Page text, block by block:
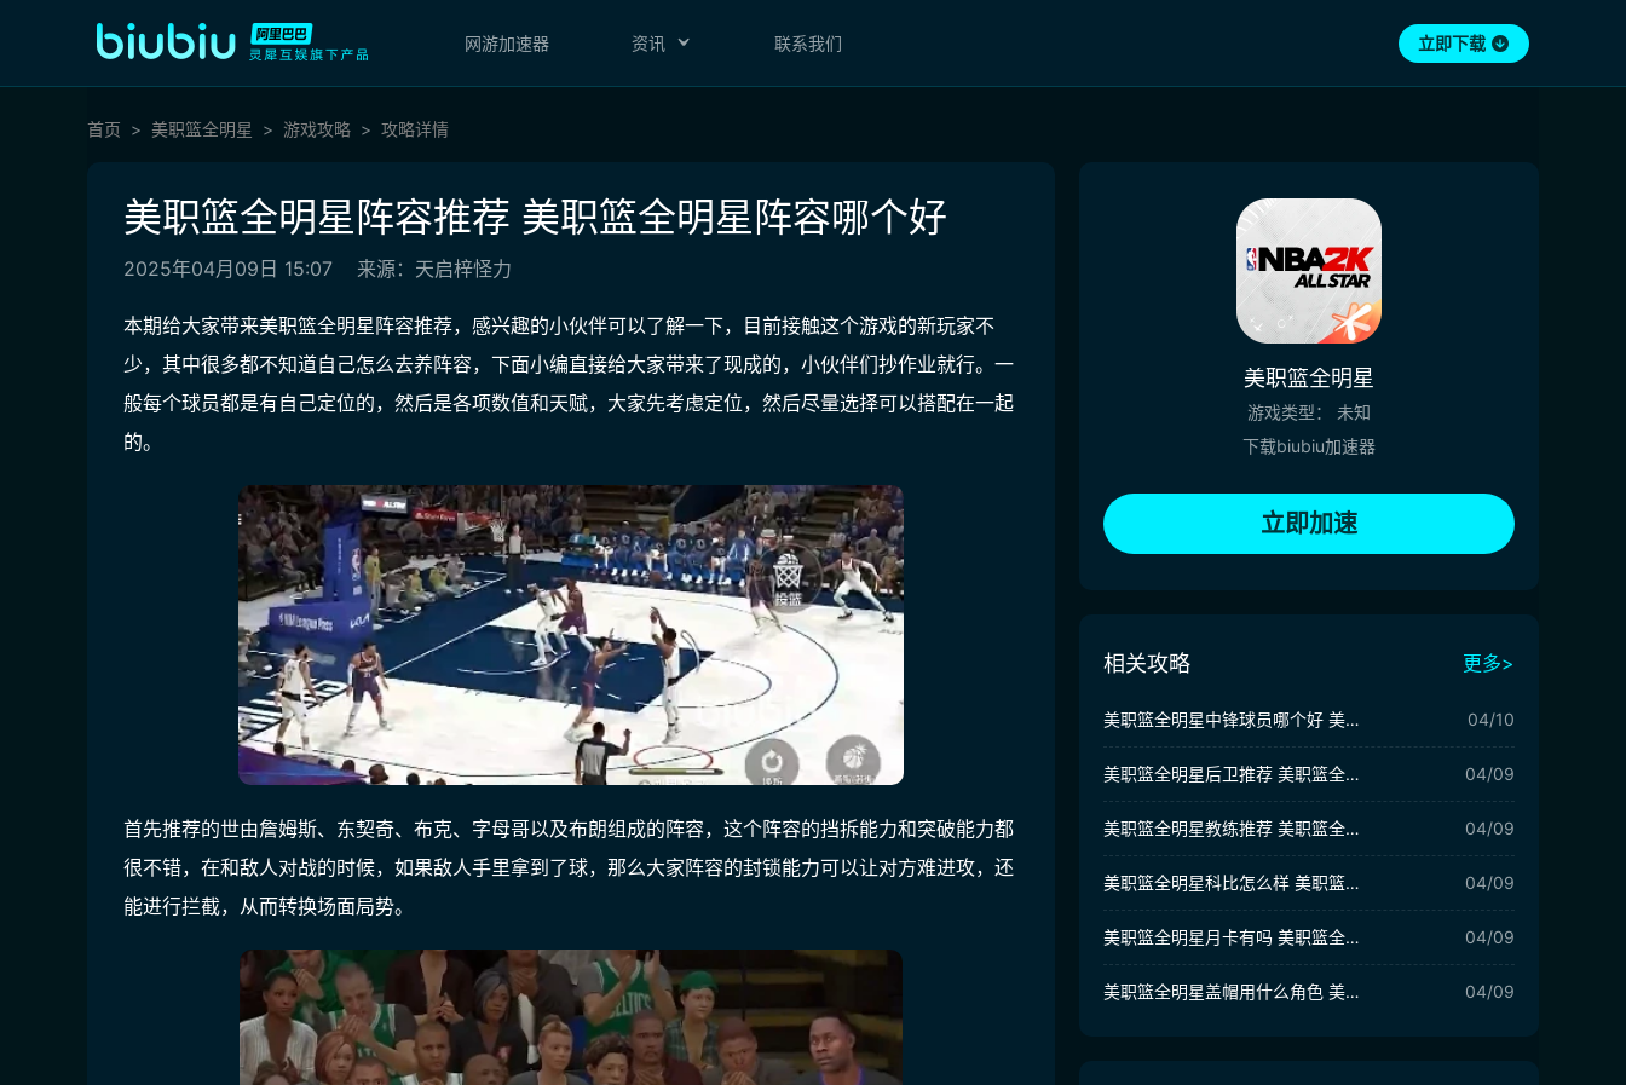
网游加速器 资讯 联系我们 立即下载
首页 美职篮全明星 游戏攻略 攻略详情
美职篮全明星阵容推荐 美职篮全明星阵容哪个好
2025年04月09日 15:07 来源：天启梓怪力
本期给大家带来美职篮全明星阵容推荐，感兴趣的小伙伴可以了解一下，目前接触这个游戏的新玩家不
少，其中很多都不知道自己怎么去养阵容，下面小编直接给大家带来了现成的，小伙伴们抄作业就行。一
般每个球员都是有自己定位的，然后是各项数值和天赋，大家先考虑定位，然后尽量选择可以搭配在一起
的。
首先推荐的世由詹姆斯、东契奇、布克、字母哥以及布朗组成的阵容，这个阵容的挡拆能力和突破能力都
很不错，在和敌人对战的时候，如果敌人手里拿到了球，那么大家阵容的封锁能力可以让对方难进攻，还
能进行拦截，从而转换场面局势。
美职篮全明星
游戏类型：
未知
下载biubiu加速器
立即加速
相关攻略 更多>
美职篮全明星中锋球员哪个好 美职篮全明星中锋推荐 04/10
美职篮全明星后卫推荐 美职篮全明星后卫用谁 04/09
美职篮全明星教练推荐 美职篮全明星教练模式用什么球员 04/09
美职篮全明星科比怎么样 美职篮全明星科比角色介绍 04/09
美职篮全明星月卡有吗 美职篮全明星氪金攻略 04/09
美职篮全明星盖帽用什么角色 美职篮全明星盖帽能力强的球员分享 04/09